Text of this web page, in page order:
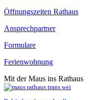
Öffnungszeiten Rathaus
Ansprechpartner
Formulare
Ferienwohnung
Mit der Maus ins Rathaus